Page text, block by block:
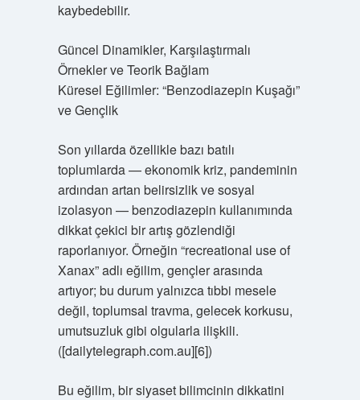
kaybedebilir.
Güncel Dinamikler, Karşılaştırmalı
Örnekler ve Teorik Bağlam
Küresel Eğilimler: “Benzodiazepin Kuşağı”
ve Gençlik
Son yıllarda özellikle bazı batılı
toplumlarda — ekonomik kriz, pandeminin
ardından artan belirsizlik ve sosyal
izolasyon — benzodiazepin kullanımında
dikkat çekici bir artış gözlendiği
raporlanıyor. Örneğin “recreational use of
Xanax” adlı eğilim, gençler arasında
artıyor; bu durum yalnızca tıbbi mesele
değil, toplumsal travma, gelecek korkusu,
umutsuzluk gibi olgularla ilişkili.
([dailytelegraph.com.au][6])
Bu eğilim, bir siyaset bilimcinin dikkatini